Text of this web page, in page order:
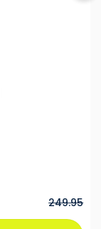
249.95